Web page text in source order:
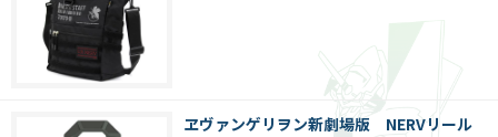
ヱヴァンゲリヲン新劇場版 NERVリール